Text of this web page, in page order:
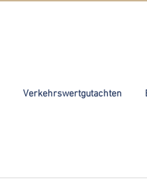
Verkehrswertgutachten